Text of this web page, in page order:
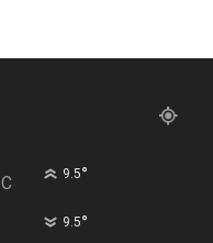
C 9.5°
9.5°